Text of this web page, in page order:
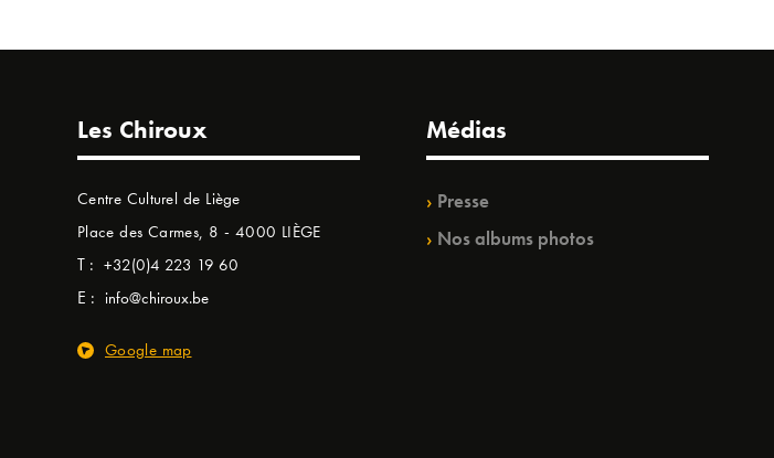
Les Chiroux
Centre Culturel de Liège
Place des Carmes, 8 - 4000 LIÈGE
T : +32(0)4 223 19 60
E : info@chiroux.be
Google map
Médias
Presse
Nos albums photos